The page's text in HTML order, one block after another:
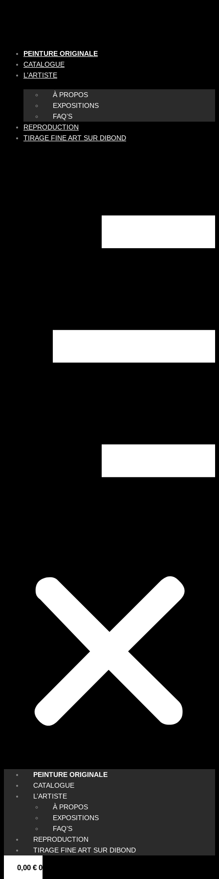
PEINTURE ORIGINALE
CATALOGUE
L’ARTISTE
À PROPOS
EXPOSITIONS
FAQ’S
REPRODUCTION
TIRAGE FINE ART SUR DIBOND
PEINTURE ORIGINALE
CATALOGUE
L’ARTISTE
À PROPOS
EXPOSITIONS
FAQ’S
REPRODUCTION
TIRAGE FINE ART SUR DIBOND
0,00 € 0